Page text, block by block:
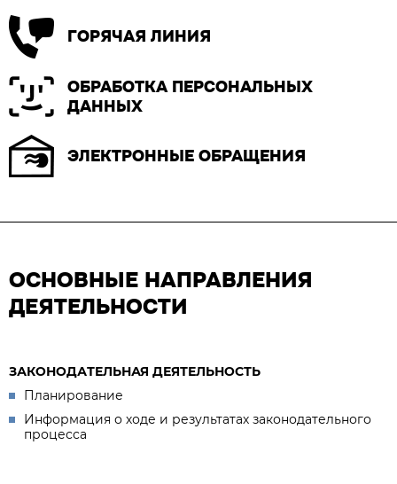
ГОРЯЧАЯ ЛИНИЯ
ОБРАБОТКА ПЕРСОНАЛЬНЫХ
ДАННЫХ
ЭЛЕКТРОННЫЕ ОБРАЩЕНИЯ
ОСНОВНЫЕ НАПРАВЛЕНИЯ
ДЕЯТЕЛЬНОСТИ
ЗАКОНОДАТЕЛЬНАЯ ДЕЯТЕЛЬНОСТЬ
Планирование
Информация о ходе и результатах законодательного
процесса